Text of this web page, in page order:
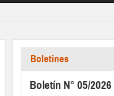
Boletines
Boletín N° 05/2026